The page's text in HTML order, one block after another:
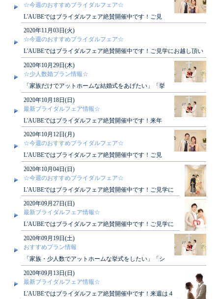
☆今週のおすすめブライダルフェア☆
L'AUBEではブライダルフェア絶賛開催中です！ご見
学にお越し頂いたお客様には素敵な特典もございま
す！ぜ..
2020年11月03日(火)
☆今週のおすすめブライダルフェア☆
L'AUBEではブライダルフェア絶賛開催中です！ご見学にお越し頂い
たお客様には素敵な特典もございます！ぜ..
2020年10月29日(木)
☆少人数婚プラン情報☆
「家族だけでアットホームな結婚式をあげたい」「挙
式だけを行いたい」ローブではそんな願いを叶えるプ
ランがご..
2020年10月18日(日)
最新ブライダルフェア情報☆
L'AUBEではブライダルフェア絶賛開催中です！来年
の春ウェディングをご検討の花嫁様！若干ではござい
ます..
2020年10月12日(月)
☆今週のおすすめブライダルフェア☆
L'AUBEではブライダルフェア絶賛開催中です！ご見
学にお越し頂いたお客様には素敵な特典もございま
す！ぜ..
2020年10月04日(日)
☆今週のおすすめブライダルフェア☆
L'AUBEではブライダルフェア絶賛開催中です！ご見学に
お越し頂いたお客様には素敵な特典もございます！ぜ..
2020年09月27日(日)
最新ブライダルフェア情報☆
L'AUBEではブライダルフェア絶賛開催中です！ご見学に
お越し頂いたお客様には素敵な特典もございます！ぜ..
2020年09月19日(土)
おすすめプラン情報
「家族・少人数でアットホームな挙式をしたい」「シ
ンプル・リーズナブルに結婚式をしたい」そんな願い
を叶えた..
2020年09月13日(日)
最新ブライダルフェア情報☆
L'AUBEではブライダルフェア絶賛開催中です！来週は４